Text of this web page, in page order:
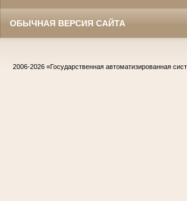
ОБЫЧНАЯ ВЕРСИЯ САЙТА
2006-2026 «Государственная автоматизированная